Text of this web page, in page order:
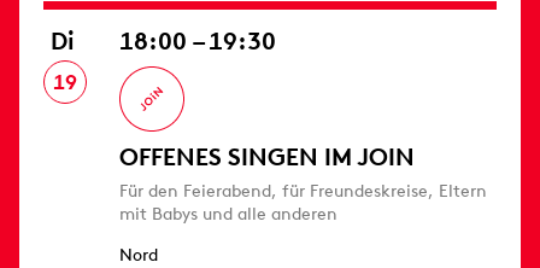
Di
19
18:00 – 19:30
OFFENES SINGEN IM JOIN
Für den Feierabend, für Freundeskreise, Eltern
mit Babys und alle anderen
Nord